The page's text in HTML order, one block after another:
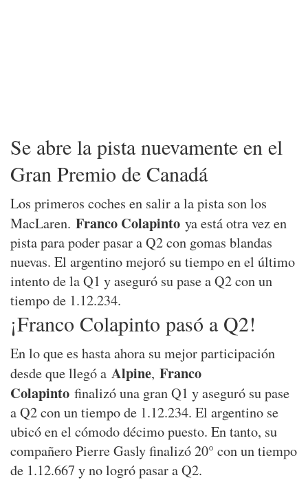
Se abre la pista nuevamente en el
Gran Premio de Canadá
Los primeros coches en salir a la pista son los
MacLaren. Franco Colapinto ya está otra vez en
pista para poder pasar a Q2 con gomas blandas
nuevas. El argentino mejoró su tiempo en el último
intento de la Q1 y aseguró su pase a Q2 con un
tiempo de 1.12.234.
¡Franco Colapinto pasó a Q2!
En lo que es hasta ahora su mejor participación
desde que llegó a Alpine, Franco
Colapinto finalizó una gran Q1 y aseguró su pase
a Q2 con un tiempo de 1.12.234. El argentino se
ubicó en el cómodo décimo puesto. En tanto, su
compañero Pierre Gasly finalizó 20° con un tiempo
de 1.12.667 y no logró pasar a Q2.